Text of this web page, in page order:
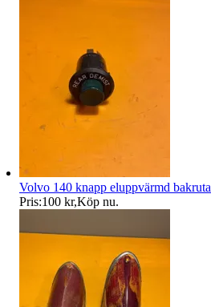
Volvo 140 knapp eluppvärmd bakruta
Pris:100 kr,Köp nu.